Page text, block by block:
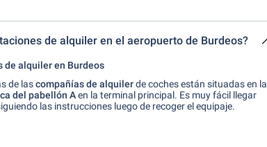
de alquiler en el aeropuerto de Burdeos?
de alquiler en Burdeos
de lascompañías de alquilerde coches están situadas en la
del pabellón Aen la terminal principal. Es muy fácil llegar
las instrucciones luego de recoger el equipaje.